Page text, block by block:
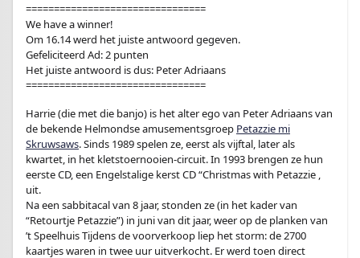
================================
We have a winner!
Om 16.14 werd het juiste antwoord gegeven.
Gefeliciteerd Ad: 2 punten
Het juiste antwoord is dus: Peter Adriaans
================================
Harrie (die met die banjo) is het alter ego van Peter Adriaans van
de bekende Helmondse amusementsgroep Petazzie mi
Skruwsaws. Sinds 1989 spelen ze, eerst als vijftal, later als
kwartet, in het kletstoernooien-circuit. In 1993 brengen ze hun
eerste CD, een Engelstalige kerst CD “Christmas with Petazzie ,
uit.
Na een sabbitacal van 8 jaar, stonden ze (in het kader van
“Retourtje Petazzie”) in juni van dit jaar, weer op de planken van
’t Speelhuis Tijdens de voorverkoop liep het storm: de 2700
kaartjes waren in twee uur uitverkocht. Er werd toen direct